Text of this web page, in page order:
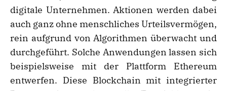
digitale Unternehmen. Aktionen werden dabei
auch ganz ohne menschliches Urteilsvermögen,
rein aufgrund von Algorithmen überwacht und
durchgeführt. Solche Anwendungen lassen sich
beispielsweise mit der Plattform Ethereum
entwerfen. Diese Blockchain mit integrierter